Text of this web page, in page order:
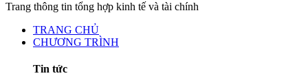
Trang thông tin tổng hợp kinh tế và tài chính
TRANG CHỦ
CHƯƠNG TRÌNH
Tin tức